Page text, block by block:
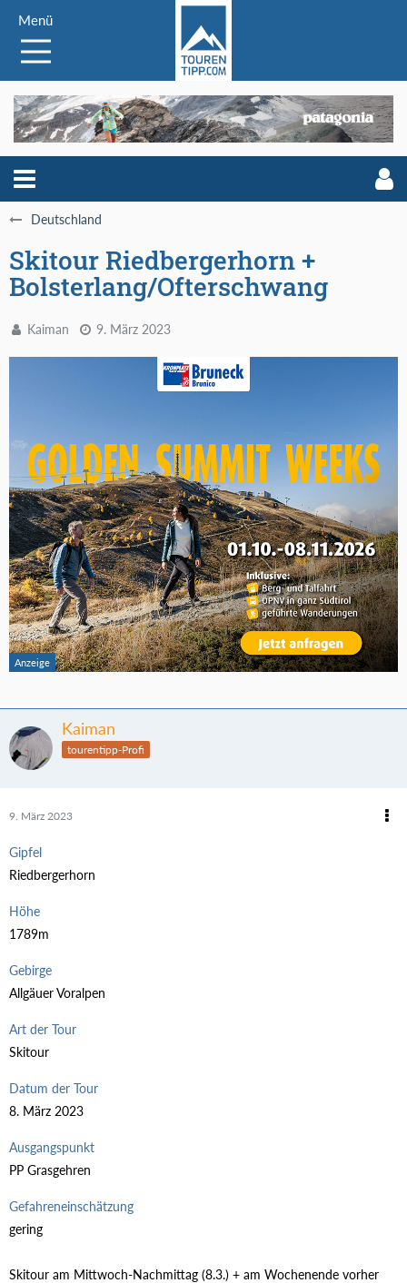
Menü
Deutschland
Skitour Riedbergerhorn +
Bolsterlang/Ofterschwang
Kaiman 9. März 2023
Kaiman
tourentipp-Profi
9. März 2023
Gipfel
Riedbergerhorn
Höhe
1789m
Gebirge
Allgäuer Voralpen
Art der Tour
Skitour
Datum der Tour
8. März 2023
Ausgangspunkt
PP Grasgehren
Gefahreneinschätzung
gering
Skitour am Mittwoch-Nachmittag (8.3.) + am Wochenende vorher